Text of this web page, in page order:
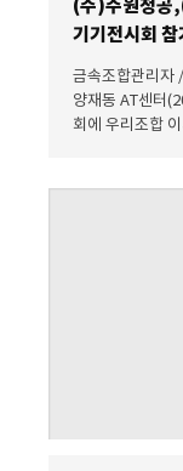
(주)주원정공
기기전시회 참
금속조합관리자
양재동 AT센터
회에 우리조합 이사이자 (주)주원정공,(주)